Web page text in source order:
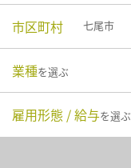
市区町村 七尾市
業種を選ぶ
雇用形態 / 給与を選ぶ